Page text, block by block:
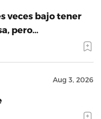
veces bajo tener
pero…
Aug 3, 2026